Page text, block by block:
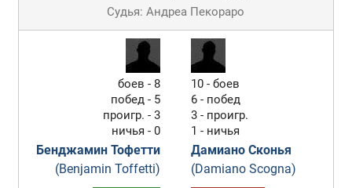
Судья: Андреа Пекораро
боев - 8
побед - 5
проигр. - 3
ничья - 0
Бенджамин Тофетти
(Benjamin Toffetti)
10 - боев
6 - побед
3 - проигр.
1 - ничья
Дамиано Сконья
(Damiano Scogna)